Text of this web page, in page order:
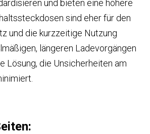
und bieten eine höhere
sind eher für den
und die kurzzeitige Nutzung
längeren Ladevorgängen
Lösung, die Unsicherheiten am